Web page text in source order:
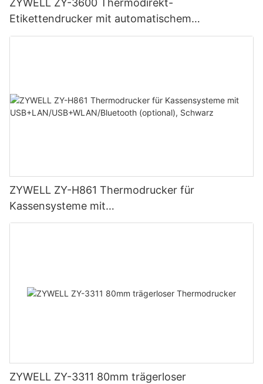
ZYWELL ZY-3600 Thermodirekt-
Etikettendrucker mit automatischem
Schneidemechanismus
ZYWELL ZY-H861 Thermodrucker für
Kassensysteme mit
USB+LAN/USB+WLAN/Bluetooth (optional),
ZYWELL ZY-3311 80mm trägerloser